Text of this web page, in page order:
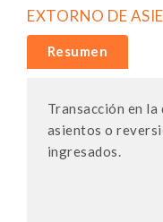
EXTORNO DE
Resumen
Transacción en
asientos o
ingresados.